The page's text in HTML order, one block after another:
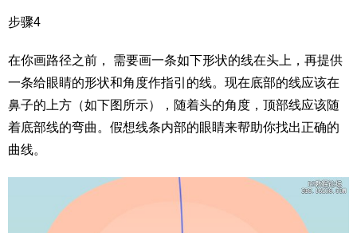
步骤4
在你画路径之前， 需要画一条如下形状的线在头上，再提供
一条给眼睛的形状和角度作指引的线。现在底部的线应该在
鼻子的上方（如下图所示），随着头的角度，顶部线应该随
着底部线的弯曲。假想线条内部的眼睛来帮助你找出正确的
曲线。